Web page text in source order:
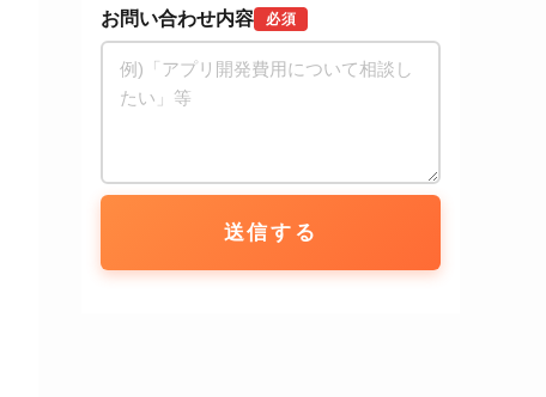
お問い合わせ内容 必須